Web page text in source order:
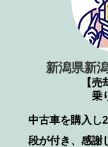
新潟県新
【売
乗
中古車を購入し
段が付き、感謝